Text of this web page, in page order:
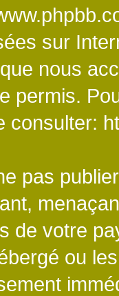
sur
nous
permis.
consulter:
pas
de votre
ou